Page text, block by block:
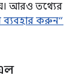
আরও তথ্যের
ব্যবহার করুন”